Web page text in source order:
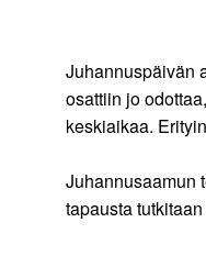
Juhannuspäivän
osattiin jo
keskiaikaa.
Juhannusaamun
tapausta